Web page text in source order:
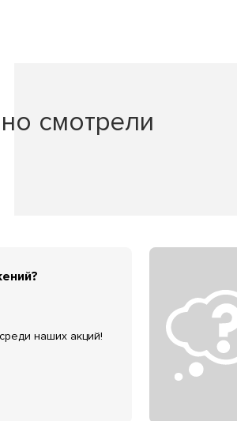
смотрели
наших акций!